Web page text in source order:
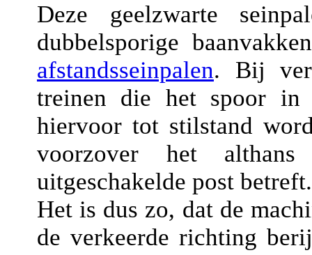
Deze geelzwarte
dubbelsporige
afstandsseinpalen. Bij
treinen die het spoor in
hiervoor tot stilstand
voorzover het
uitgeschakelde post betreft.
Het is dus zo, dat de
de verkeerde richting